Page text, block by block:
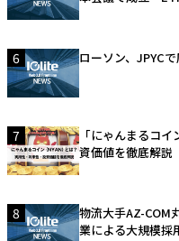
6 ローソン、JPYC
7
「にゃんまるコ
資価値を徹底解説
8
物流大手AZ-COM
業による大規模採